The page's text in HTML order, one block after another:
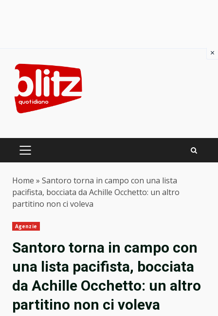
content
PRIMARY
Home » Santoro torna in campo con una lista
pacifista, bocciata da Achille Occhetto: un altro
partitino non ci voleva
Agenzie
Santoro torna in campo con
una lista pacifista, bocciata
da Achille Occhetto: un altro
partitino non ci voleva
×